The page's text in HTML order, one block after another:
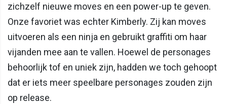
zichzelf nieuwe moves en een power-up te geven.
Onze favoriet was echter Kimberly. Zij kan moves
uitvoeren als een ninja en gebruikt graffiti om haar
vijanden mee aan te vallen. Hoewel de personages
behoorlijk tof en uniek zijn, hadden we toch gehoopt
dat er iets meer speelbare personages zouden zijn
op release.